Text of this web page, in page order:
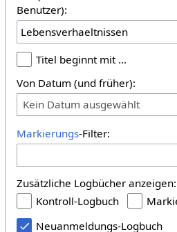
Benutzer):
Titel beginnt mit …
Von Datum (und früher):
Kein Datum ausgewählt
Markierungs-Filter:
Zusätzliche Logbücher anzeigen:
Kontroll-Logbuch
Neuanmeldungs-Logbuch